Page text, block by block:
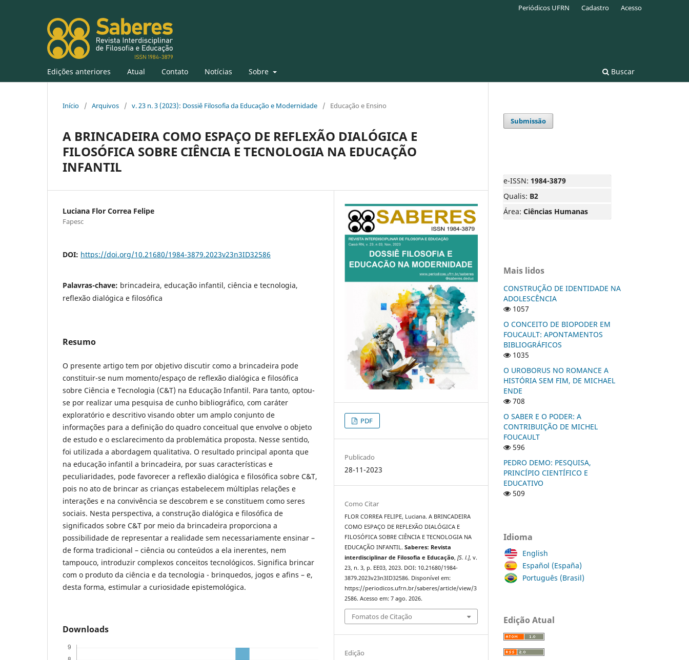
Edições anteriores Atual Contato Notícias Sobre Buscar
Periódicos UFRN Cadastro Acesso
Início / Arquivos / v. 23 n. 3 (2023): Dossiê Filosofia da Educação e Modernidade / Educação e Ensino
A BRINCADEIRA COMO ESPAÇO DE REFLEXÃO DIALÓGICA E
FILOSÓFICA SOBRE CIÊNCIA E TECNOLOGIA NA EDUCAÇÃO
INFANTIL
Luciana Flor Correa Felipe
Fapesc
DOI: https://doi.org/10.21680/1984-3879.2023v23n3ID32586
Palavras-chave: brincadeira, educação infantil, ciência e tecnologia,
reflexão dialógica e filosófica
Resumo
O presente artigo tem por objetivo discutir como a brincadeira pode
constituir-se num momento/espaço de reflexão dialógica e filosófica
sobre Ciência e Tecnologia (C&T) na Educação Infantil. Para tanto, optou-
se por realizar uma pesquisa de cunho bibliográfico, com caráter
exploratório e descritivo visando obter um amplo conjunto de
informações para a definição do quadro conceitual que envolve o objeto
de estudo e o esclarecimento da problemática proposta. Nesse sentido,
foi utilizada a abordagem qualitativa. O resultado principal aponta que
na educação infantil a brincadeira, por suas características e
peculiaridades, pode favorecer a reflexão dialógica e filosófica sobre C&T,
pois no ato de brincar as crianças estabelecem múltiplas relações e
interações e na convivência se descobrem e se constituem como seres
sociais. Nesta perspectiva, a construção dialógica e filosófica de
significados sobre C&T por meio da brincadeira proporciona a
possibilidade de representar a realidade sem necessariamente ensinar –
de forma tradicional – ciência ou conteúdos a ela inerentes, nem
tampouco, introduzir complexos conceitos tecnológicos. Significa brincar
com o produto da ciência e da tecnologia - brinquedos, jogos e afins – e,
desta forma, estimular a curiosidade epistemológica.
Downloads
PDF
Publicado
28-11-2023
Como Citar
FLOR CORREA FELIPE, Luciana. A BRINCADEIRA
COMO ESPAÇO DE REFLEXÃO DIALÓGICA E
FILOSÓFICA SOBRE CIÊNCIA E TECNOLOGIA NA
EDUCAÇÃO INFANTIL.Saberes: Revista
interdisciplinar de Filosofia e Educação,[S. l.], v.
23, n. 3, p. EE03, 2023. DOI: 10.21680/1984-
3879.2023v23n3ID32586. Disponível em:
https://periodicos.ufrn.br/saberes/article/view/3
2586. Acesso em: 7 ago. 2026.
Fomatos de Citação
Edição
Submissão
e-ISSN: 1984-3879
Qualis: B2
Área: Ciências Humanas
Mais lidos
CONSTRUÇÃO DE IDENTIDADE NA
ADOLESCÊNCIA
1057
O CONCEITO DE BIOPODER EM
FOUCAULT: APONTAMENTOS
BIBLIOGRÁFICOS
1035
O UROBORUS NO ROMANCE A
HISTÓRIA SEM FIM, DE MICHAEL
ENDE
708
O SABER E O PODER: A
CONTRIBUIÇÃO DE MICHEL
FOUCAULT
596
PEDRO DEMO: PESQUISA,
PRINCÍPIO CIENTÍFICO E
EDUCATIVO
509
Idioma
English
Español (España)
Português (Brasil)
Edição Atual